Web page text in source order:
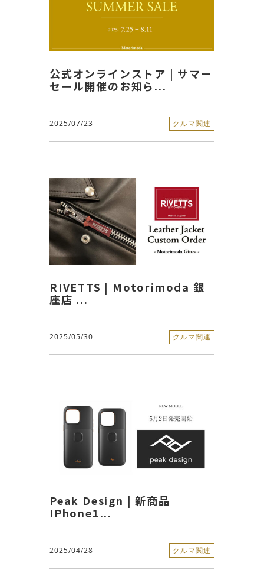
公式オンラインストア | サマー
セール開催のお知ら...
2025/07/23 クルマ関連
RIVETTS | Motorimoda 銀
座店 ...
2025/05/30 クルマ関連
Peak Design | 新商品
IPhone1...
2025/04/28 クルマ関連